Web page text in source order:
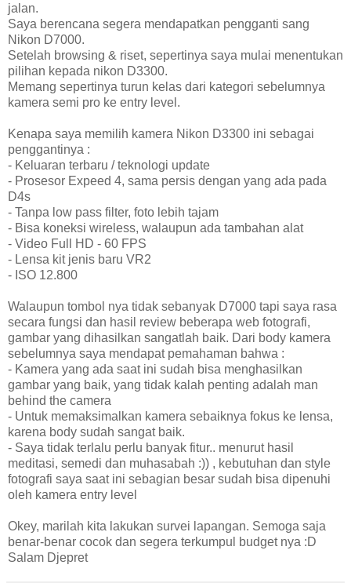
jalan.
Saya berencana segera mendapatkan pengganti sang
Nikon D7000.
Setelah browsing & riset, sepertinya saya mulai menentukan
pilihan kepada nikon D3300.
Memang sepertinya turun kelas dari kategori sebelumnya
kamera semi pro ke entry level.
Kenapa saya memilih kamera Nikon D3300 ini sebagai
penggantinya :
- Keluaran terbaru / teknologi update
- Prosesor Expeed 4, sama persis dengan yang ada pada
D4s
- Tanpa low pass filter, foto lebih tajam
- Bisa koneksi wireless, walaupun ada tambahan alat
- Video Full HD - 60 FPS
- Lensa kit jenis baru VR2
- ISO 12.800
Walaupun tombol nya tidak sebanyak D7000 tapi saya rasa
secara fungsi dan hasil review beberapa web fotografi,
gambar yang dihasilkan sangatlah baik. Dari body kamera
sebelumnya saya mendapat pemahaman bahwa :
- Kamera yang ada saat ini sudah bisa menghasilkan
gambar yang baik, yang tidak kalah penting adalah man
behind the camera
- Untuk memaksimalkan kamera sebaiknya fokus ke lensa,
karena body sudah sangat baik.
- Saya tidak terlalu perlu banyak fitur.. menurut hasil
meditasi, semedi dan muhasabah :)) , kebutuhan dan style
fotografi saya saat ini sebagian besar sudah bisa dipenuhi
oleh kamera entry level
Okey, marilah kita lakukan survei lapangan. Semoga saja
benar-benar cocok dan segera terkumpul budget nya :D
Salam Djepret